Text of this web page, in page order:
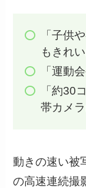
「子供
もきれ
「運動
「約30
帯カメ
動きの速い被
の高速連続撮